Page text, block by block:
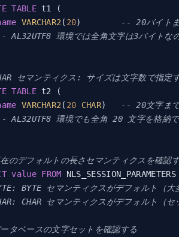
TABLE t1 (
VARCHAR2 ( 20)
-- 20バイトま
AL32UTF8 環境では全角文字は3バイトな
セマンティクス: サイズは文字数で指定
TABLE t2 (
VARCHAR2 ( 20 CHAR)
-- 20文字まで
AL32UTF8 環境でも全角 20 文字を格納
のデフォルトの長さセマンティクスを確認
value FROM
BYTE セマンティクスがデフォルト（大
CHAR セマンティクスがデフォルト（セ
タベースの文字セットを確認する